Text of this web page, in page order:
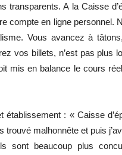
transparents. A la Caisse
compte en ligne personnel.
Vous avancez à
vos billets, n’est pas plus
mis en balance le cours
: « Caisse
trouvé malhonnête et puis
sont beaucoup plus